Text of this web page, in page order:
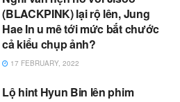
(BLACKPINK) lại rộ lên, Jung
Hae In u mê tới mức bắt chước
cả kiểu chụp ảnh?
17 FEBRUARY, 2022
Lộ hint Hyun Bin lên phim